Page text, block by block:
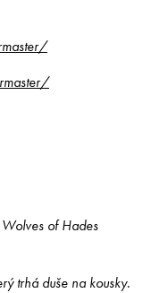
of Hades
trhá duše na kousky.